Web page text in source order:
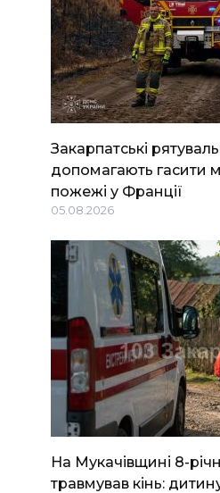
Закарпатські
допомагають гасити
пожежі у Франції
05.08.2026
На Мукачівщині 8-
травмував кінь: